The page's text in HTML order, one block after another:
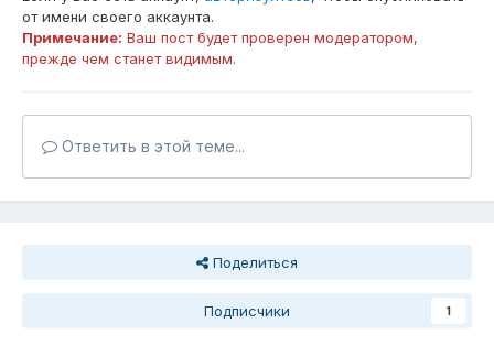
от имени своего аккаунта.
Примечание: Ваш пост будет проверен модератором,
прежде чем станет видимым.
Ответить в этой теме...
Поделиться
Подписчики 1